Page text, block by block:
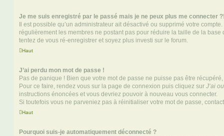
Je me suis enregistré par le passé mais je ne peux plus me connecter
Il est possible qu’un administrateur ait désactivé ou supprimé votre
régulièrement les membres ne postant pas pour réduire la taille de la base
tentez de vous ré-enregistrer et soyez plus investi sur le forum.
Haut
J’ai perdu mon mot de passe !
Pas de panique ! Bien que votre mot de passe ne puisse pas être
Pour ce faire, rendez vous sur la page de connexion puis cliquez sur J’ai
instructions énoncées et vous devriez pouvoir à nouveau vous connecter.
Si toutefois vous ne parveniez pas à réinitialiser votre mot de passe,
Haut
Pourquoi suis-je automatiquement déconnecté ?